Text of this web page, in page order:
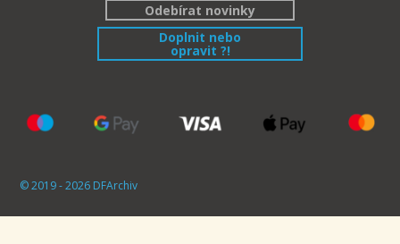
Odebírat novinky
Doplnit nebo
opravit ?!
© 2019 - 2026 DFArchiv